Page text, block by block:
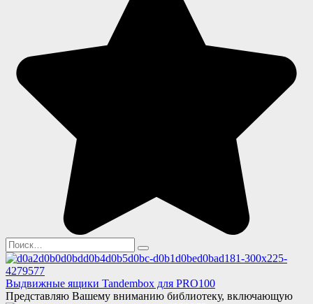
Search
for:
Выдвижные ящики Tandembox для PRO100
Представляю Вашему вниманию библиотеку, включающую